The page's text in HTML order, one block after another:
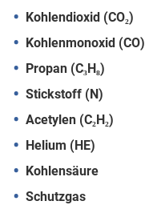
Kohlendioxid (CO₂)
Kohlenmonoxid (CO)
Propan (C₃H₈)
Stickstoff (N)
Acetylen (C₂H₂)
Helium (HE)
Kohlensäure
Schutzgas